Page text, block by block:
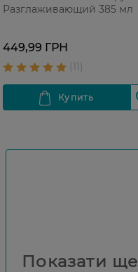
Разглаживающий 385 мл
449,99 ГРН
Показати ще